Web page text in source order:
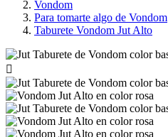
Vondom
Para tomarte algo de Vondom
Taburete Vondom Jut Alto
